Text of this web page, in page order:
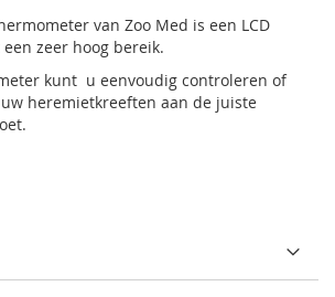
van Zoo Med is een LCD
zeer hoog bereik.
kunt u eenvoudig controleren of
heremietkreeften aan de juiste